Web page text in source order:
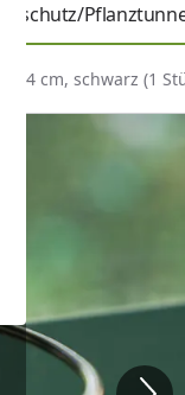
14 cm, schwarz (1